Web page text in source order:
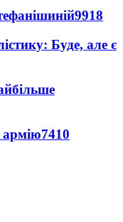
9918
Буде, але є
армію7410